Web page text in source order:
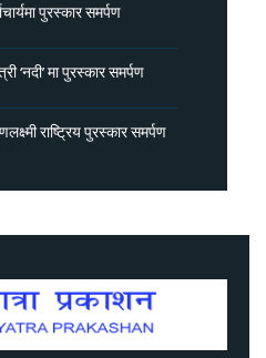
पुरस्कार समर्पण
मा पुरस्कार समर्पण
राष्ट्रिय पुरस्कार समर्पण